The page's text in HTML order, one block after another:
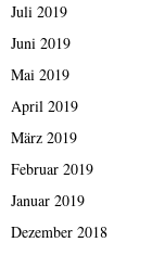
Juli 2019
Juni 2019
Mai 2019
April 2019
März 2019
Februar 2019
Januar 2019
Dezember 2018